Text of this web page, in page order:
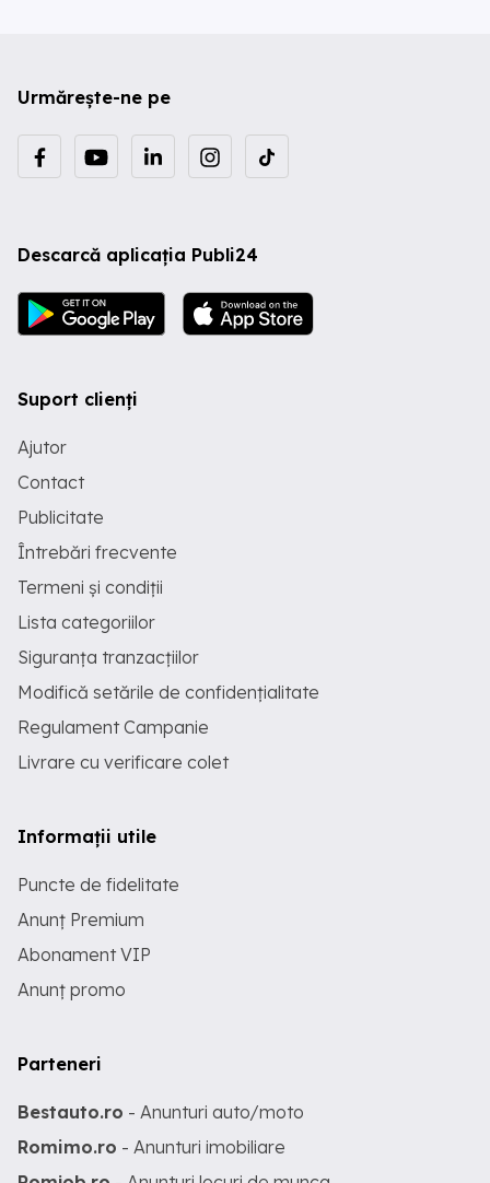
Urmărește-ne pe
Descarcă aplicația Publi24
Suport clienți
Ajutor
Contact
Publicitate
Întrebări frecvente
Termeni și condiții
Lista categoriilor
Siguranța tranzacțiilor
Modifică setările de confidențialitate
Regulament Campanie
Livrare cu verificare colet
Informații utile
Puncte de fidelitate
Anunț Premium
Abonament VIP
Anunț promo
Parteneri
Bestauto.ro - Anunturi auto/moto
Romimo.ro - Anunturi imobiliare